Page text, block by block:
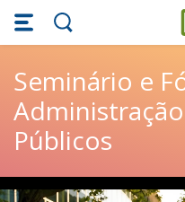
Skip main navigation
Skip to main content
Seminário e
Públicos